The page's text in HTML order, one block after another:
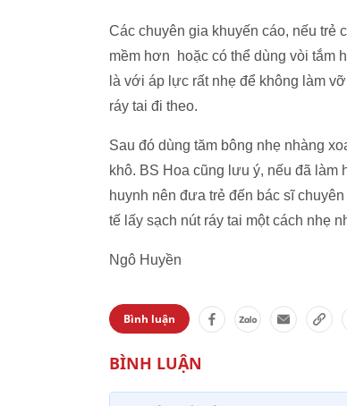
Các chuyên gia khuyến cáo, nếu trẻ
mềm hơn hoặc có thể dùng vòi tắm
là với áp lực rất nhẹ để không làm
ráy tai đi theo.
Sau đó dùng tăm bông nhẹ nhàng
khô. BS Hoa cũng lưu ý, nếu đã làm
huynh nên đưa trẻ đến bác sĩ
tế lấy sạch nút ráy tai một cách nhẹ
Ngô Huyền
Bình luận